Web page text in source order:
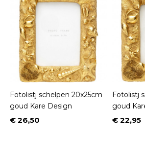
Fotolistj schelpen 20x25cm
goud Kare Design
Prijs
€ 26,50
Fotolistj
goud
Prijs
€ 22,95